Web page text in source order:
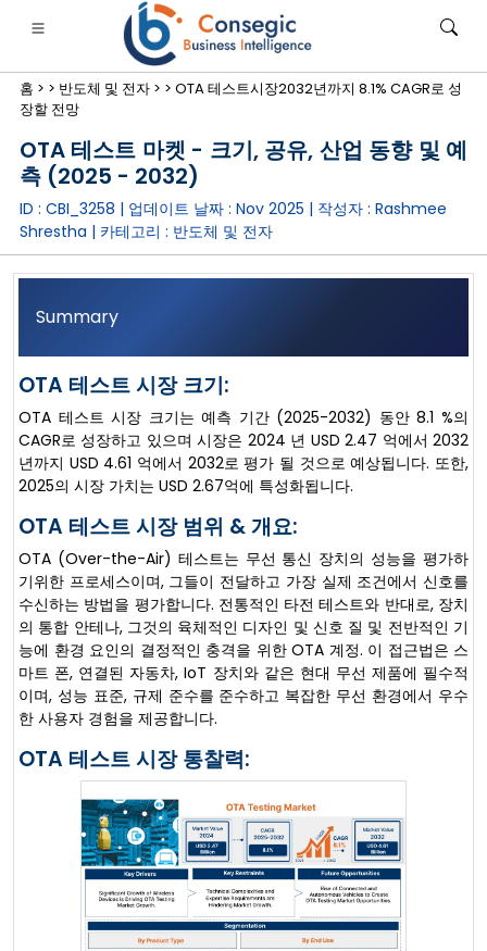
·금융·보험• 소비재 • 에너지 및 전력• 식품 및 음료
• 사례 연구
홈 > > 반도체 및 전자 > > OTA 테스트시장2032년까지 8.1% CAGR로 성
장할 전망
OTA 테스트 마켓 - 크기, 공유, 산업 동향 및 예
측 (2025 - 2032)
ID : CBI_3258 | 업데이트 날짜 : Nov 2025 | 작성자 : Rashmee
Shrestha | 카테고리 : 반도체 및 전자
Summary
OTA 테스트 시장 크기:
OTA 테스트 시장 크기는 예측 기간 (2025-2032) 동안 8.1 %의
CAGR로 성장하고 있으며 시장은 2024 년 USD 2.47 억에서 2032
년까지 USD 4.61 억에서 2032로 평가 될 것으로 예상됩니다. 또한,
2025의 시장 가치는 USD 2.67억에 특성화됩니다.
OTA 테스트 시장 범위 & 개요:
OTA (Over-the-Air) 테스트는 무선 통신 장치의 성능을 평가하
기위한 프로세스이며, 그들이 전달하고 가장 실제 조건에서 신호를
수신하는 방법을 평가합니다. 전통적인 타전 테스트와 반대로, 장치
의 통합 안테나, 그것의 육체적인 디자인 및 신호 질 및 전반적인 기
능에 환경 요인의 결정적인 충격을 위한 OTA 계정. 이 접근법은 스
마트 폰, 연결된 자동차, IoT 장치와 같은 현대 무선 제품에 필수적
이며, 성능 표준, 규제 준수를 준수하고 복잡한 무선 환경에서 우수
한 사용자 경험을 제공합니다.
OTA 테스트 시장 통찰력: